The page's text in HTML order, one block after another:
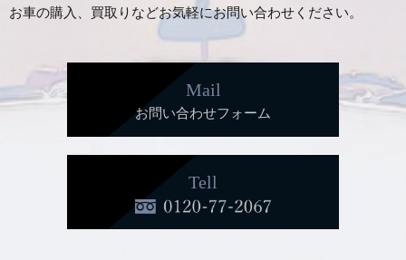
お車の購入、買取りなどお気軽にお問い合わせください。
Mail
お問い合わせフォーム
Tell